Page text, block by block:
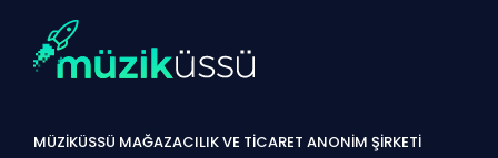
MÜZİKÜSSÜ MAĞAZACILIK VE TİCARET ANONİM ŞİRKETİ